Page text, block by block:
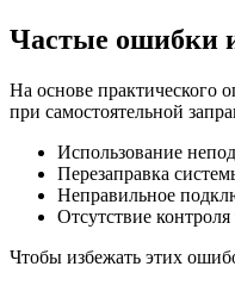
Частые ошибки
На основе практического
при самостоятельной
Использование
Перезаправка
Неправильное
Отсутствие
Чтобы избежать этих